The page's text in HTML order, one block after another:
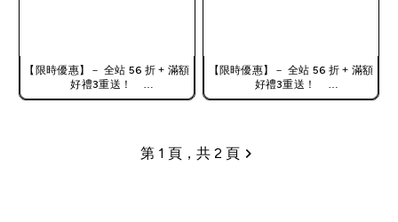
【限時優惠】－ 全站 56 折 + 滿額
好禮3重送！
使用優惠碼，獲得額外折扣：
【限時優惠】－ 全站 56 折 + 滿額
好禮3重送！
使用優惠碼，獲得額外折扣：
分頁
第 1 頁，共 2 頁